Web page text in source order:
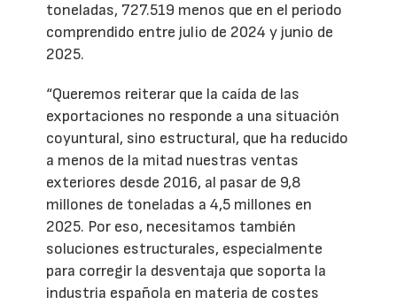
toneladas, 727.519 menos que en el periodo
comprendido entre julio de 2024 y junio de
2025.
“Queremos reiterar que la caída de las
exportaciones no responde a una situación
coyuntural, sino estructural, que ha reducido
a menos de la mitad nuestras ventas
exteriores desde 2016, al pasar de 9,8
millones de toneladas a 4,5 millones en
2025. Por eso, necesitamos también
soluciones estructurales, especialmente
para corregir la desventaja que soporta la
industria española en materia de costes